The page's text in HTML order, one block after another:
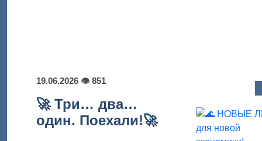
19.06.2026 👁️ 851
🚀 Три… два…
один. Поехали!🚀